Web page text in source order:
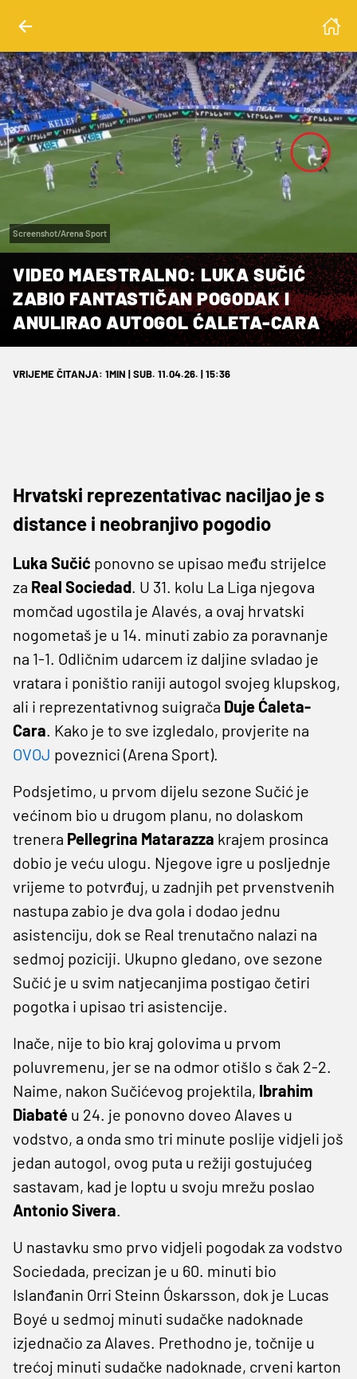
Screenshot/Arena Sport
VIDEO MAESTRALNO: LUKA SUČIĆ
ZABIO FANTASTIČAN POGODAK I
ANULIRAO AUTOGOL ĆALETA-CARA
VRIJEME ČITANJA: 1MIN | SUB. 11.04.26. | 15:36
Hrvatski reprezentativac naciljao je s
distance i neobranjivo pogodio
Luka Sučić ponovno se upisao među strijelce
za Real Sociedad. U 31. kolu La Liga njegova
momčad ugostila je Alavés, a ovaj hrvatski
nogometaš je u 14. minuti zabio za poravnanje
na 1-1. Odličnim udarcem iz daljine svladao je
vratara i poništio raniji autogol svojeg klupskog,
ali i reprezentativnog suigrača Duje Ćaleta-
Cara. Kako je to sve izgledalo, provjerite na
OVOJ poveznici (Arena Sport).
Podsjetimo, u prvom dijelu sezone Sučić je
većinom bio u drugom planu, no dolaskom
trenera Pellegrina Matarazza krajem prosinca
dobio je veću ulogu. Njegove igre u posljednje
vrijeme to potvrđuj, u zadnjih pet prvenstvenih
nastupa zabio je dva gola i dodao jednu
asistenciju, dok se Real trenutačno nalazi na
sedmoj poziciji. Ukupno gledano, ove sezone
Sučić je u svim natjecanjima postigao četiri
pogotka i upisao tri asistencije.
Inače, nije to bio kraj golovima u prvom
poluvremenu, jer se na odmor otišlo s čak 2-2.
Naime, nakon Sučićevog projektila, Ibrahim
Diabaté u 24. je ponovno doveo Alaves u
vodstvo, a onda smo tri minute poslije vidjeli još
jedan autogol, ovog puta u režiji gostujućeg
sastavam, kad je loptu u svoju mrežu poslao
Antonio Sivera.
U nastavku smo prvo vidjeli pogodak za vodstvo
Sociedada, precizan je u 60. minuti bio
Islanđanin Orri Steinn Óskarsson, dok je Lucas
Boyé u sedmoj minuti sudačke nadoknade
izjednačio za Alaves. Prethodno je, točnije u
trećoj minuti sudačke nadoknade, crveni karton